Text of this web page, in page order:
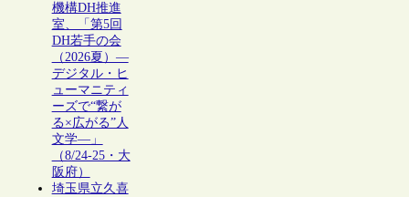
機構DH推進
室、「第5回
DH若手の会
（2026夏）―
デジタル・ヒ
ューマニティ
ーズで“繋が
る×広がる”人
文学―」
（8/24-25・大
阪府）
埼玉県立久喜